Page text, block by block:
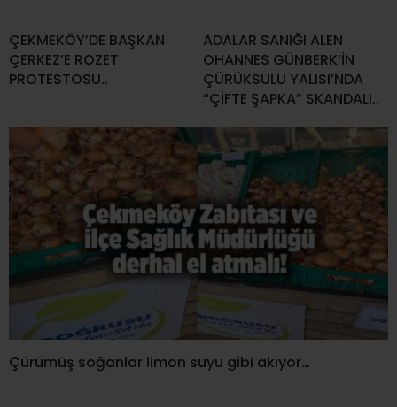
ÇEKMEKÖY’DE BAŞKAN
ÇERKEZ’E ROZET
PROTESTOSU..
ADALAR SANIĞI ALEN
OHANNES GÜNBERK’İN
ÇÜRÜKSULU YALISI’NDA
“ÇİFTE ŞAPKA” SKANDALI..
Çürümüş soğanlar limon suyu gibi akıyor…